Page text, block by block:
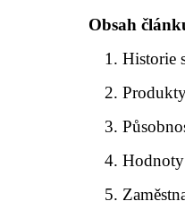
Obsah
Historie